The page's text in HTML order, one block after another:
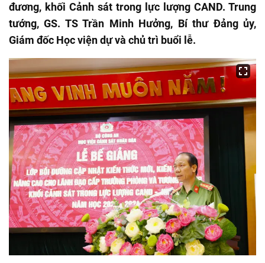
đương, khối Cảnh sát trong lực lượng CAND. Trung
tướng, GS. TS Trần Minh Hưởng, Bí thư Đảng ủy,
Giám đốc Học viện dự và chủ trì buổi lễ.